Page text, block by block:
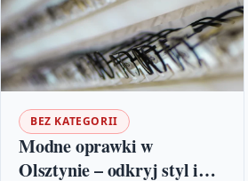
BEZ KATEGORII
Modne oprawki w
Olsztynie – odkryj styl i